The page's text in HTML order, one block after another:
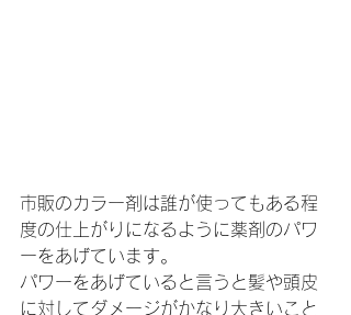
市販のカラー剤は誰が使ってもある程
度の仕上がりになるように薬剤のパワ
ーをあげています。
パワーをあげていると言うと髪や頭皮
に対してダメージがかなり大きいこと